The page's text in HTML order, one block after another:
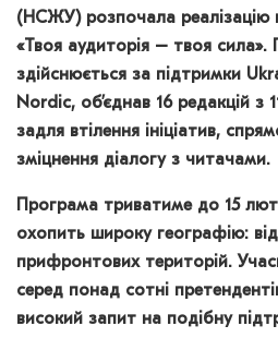
(НСЖУ) розпочала реалізацію
«Твоя аудиторія – твоя
здійснюється за підтримки
Nordic, об’єднав 16 редакцій з
задля втілення ініціатив,
зміцнення діалогу з читачами.
Програма триватиме до 15
охопить широку географію:
прифронтових територій.
серед понад сотні
високий запит на подібну